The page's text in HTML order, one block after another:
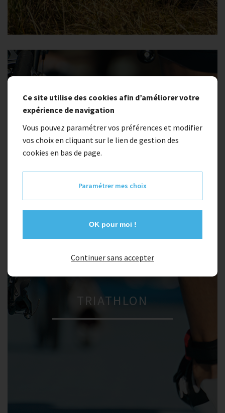
TRIATHLON
Ce site utilise des cookies afin d’améliorer votre
expérience de navigation
Vous pouvez paramétrer vos préférences et modifier
vos choix en cliquant sur le lien de gestion des
cookies en bas de page.
Paramétrer mes choix
OK pour moi !
Continuer sans accepter